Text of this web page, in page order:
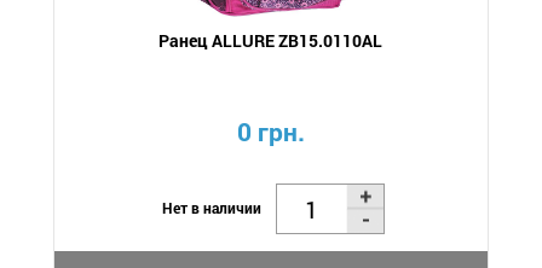
Ранец ALLURE ZB15.0110AL
0 грн.
Нет в наличии